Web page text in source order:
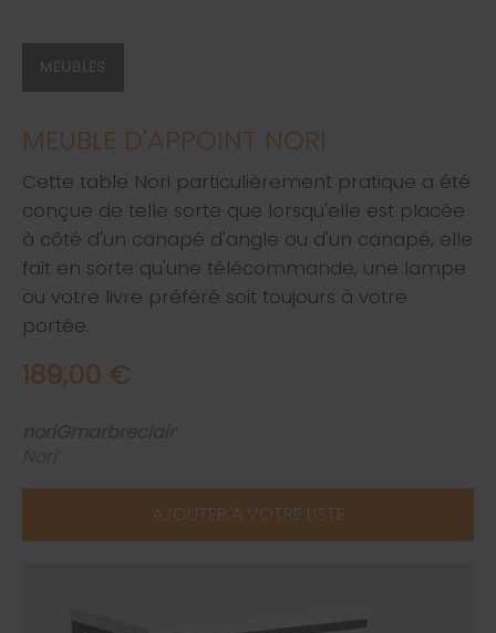
MEUBLES
MEUBLE D'APPOINT NORI
Cette table Nori particulièrement pratique a été
conçue de telle sorte que lorsqu'elle est placée
à côté d'un canapé d'angle ou d'un canapé, elle
fait en sorte qu'une télécommande, une lampe
ou votre livre préféré soit toujours à votre
portée.
189,00 €
AJOUTER À VOTRE LISTE